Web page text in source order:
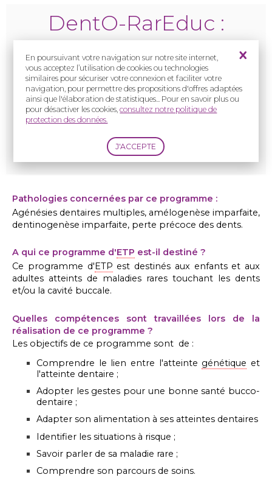
En poursuivant votre navigation sur notre site internet,
vous acceptez l’utilisation de cookies ou technologies
similaires pour sécuriser votre connexion et faciliter votre
navigation, pour permettre des propositions d'offres adaptées
ainsi que l'élaboration de statistiques... Pour en savoir plus ou
pour désactiver les cookies,consultez notre politique de
protection des données.
DentO-RarEduc :
Programme destiné
aux patients souffrant
de maladies rares des
dents et/ou de la cavité
buccale
Pathologies concernées par ce programme :
Agénésies dentaires multiples, amélogenèse imparfaite,
dentinogenèse imparfaite, perte précoce des dents.
A qui ce programme d'ETP est-il destiné ?
Ce programme d' ETP est destinés aux enfants et aux
adultes atteints de maladies rares touchant les dents
et/ou la cavité buccale.
Quelles compétences sont travaillées lors de la
réalisation de ce programme ?
Les objectifs de ce programme sont de :
Comprendre le lien entre l'atteinte génétique et
l'atteinte dentaire ;
Adopter les gestes pour une bonne santé bucco-
dentaire ;
Adapter son alimentation à ses atteintes dentaires
Identifier les situations à risque ;
Savoir parler de sa maladie rare ;
Comprendre son parcours de soins.